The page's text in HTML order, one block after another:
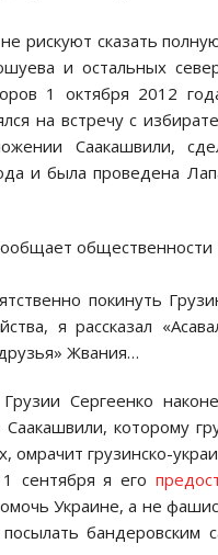
рискуют сказать
и остальных
1 октября 2012
на встречу с
Саакашвили,
и была проведена
покинуть
я рассказал
Жвания…
Сергеенко
которому
омрачит грузинско-
сентября я его
Украине, а не
бандеровским